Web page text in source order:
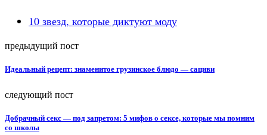
10 звезд, которые диктуют моду
предыдущий пост
Идеальный рецепт: знаменитое грузинское блюдо — сациви
следующий пост
Добрачный секс — под запретом: 5 мифов о сексе, которые мы помним
со школы